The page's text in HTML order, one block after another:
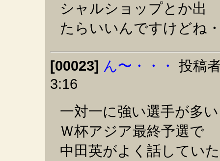
シャルショップとか出
たらいいんですけどね
[00023] ん〜・・・
投稿
3:16
一対一に強い選手が多
Ｗ杯アジア最終予選で
中田英がよく話してい